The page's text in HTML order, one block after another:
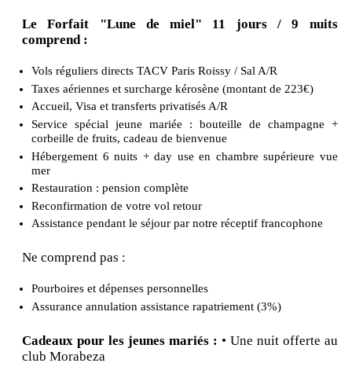
Le Forfait "Lune de miel" 11 jours / 9 nuits
comprend :
Vols réguliers directs TACV Paris Roissy / Sal A/R
Taxes aériennes et surcharge kérosène (montant de 223€)
Accueil, Visa et transferts privatisés A/R
Service spécial jeune mariée : bouteille de champagne +
corbeille de fruits, cadeau de bienvenue
Hébergement 6 nuits + day use en chambre supérieure vue
mer
Restauration : pension complète
Reconfirmation de votre vol retour
Assistance pendant le séjour par notre réceptif francophone
Ne comprend pas :
Pourboires et dépenses personnelles
Assurance annulation assistance rapatriement (3%)
Cadeaux pour les jeunes mariés : • Une nuit offerte au
club Morabeza